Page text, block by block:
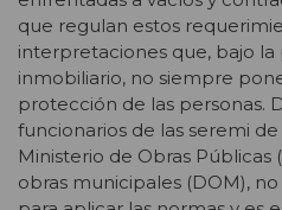
que regulan estos
interpretaciones que, bajo
inmobiliario, no siempre
protección de las personas.
funcionarios de las seremi de
Ministerio de Obras Públicas
obras municipales (DOM),